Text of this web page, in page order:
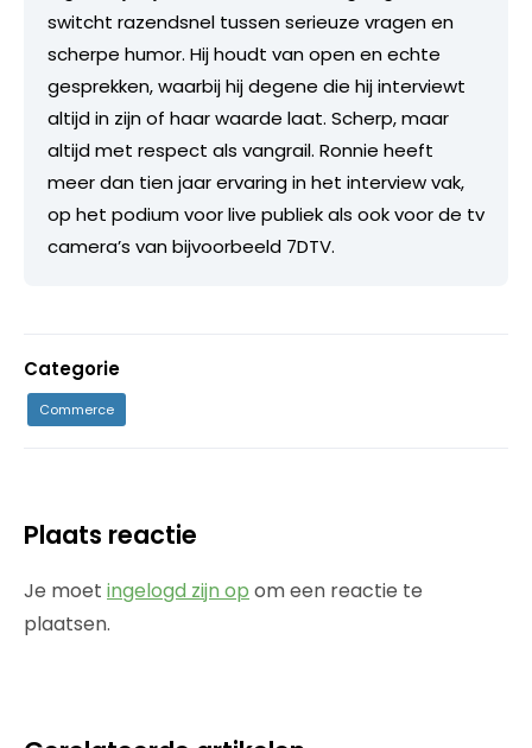
switcht razendsnel tussen serieuze vragen en
scherpe humor. Hij houdt van open en echte
gesprekken, waarbij hij degene die hij interviewt
altijd in zijn of haar waarde laat. Scherp, maar
altijd met respect als vangrail. Ronnie heeft
meer dan tien jaar ervaring in het interview vak,
op het podium voor live publiek als ook voor de tv
camera’s van bijvoorbeeld 7DTV.
Categorie
Commerce
Plaats reactie
Je moet ingelogd zijn op om een reactie te
plaatsen.